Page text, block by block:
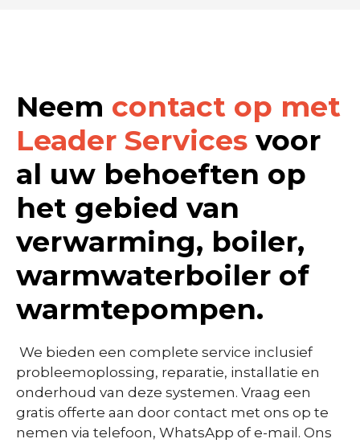
Neem contact op met
Leader Services voor
al uw behoeften op
het gebied van
verwarming, boiler,
warmwaterboiler of
warmtepompen.
We bieden een complete service inclusief
probleemoplossing, reparatie, installatie en
onderhoud van deze systemen. Vraag een
gratis offerte aan door contact met ons op te
nemen via telefoon, WhatsApp of e-mail. Ons